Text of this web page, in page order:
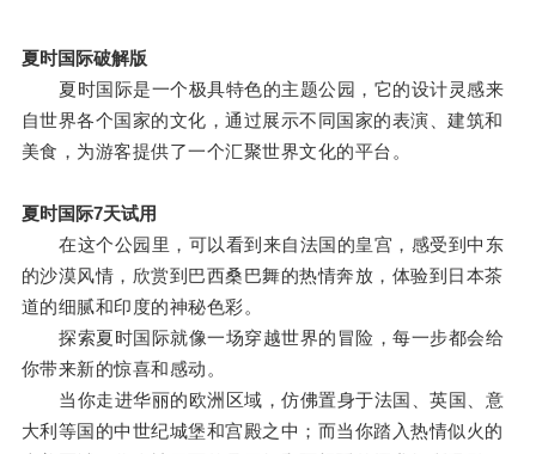
夏时国际破解版
夏时国际是一个极具特色的主题公园，它的设计灵感来
自世界各个国家的文化，通过展示不同国家的表演、建筑和
美食，为游客提供了一个汇聚世界文化的平台。
夏时国际7天试用
在这个公园里，可以看到来自法国的皇宫，感受到中东
的沙漠风情，欣赏到巴西桑巴舞的热情奔放，体验到日本茶
道的细腻和印度的神秘色彩。
探索夏时国际就像一场穿越世界的冒险，每一步都会给
你带来新的惊喜和感动。
当你走进华丽的欧洲区域，仿佛置身于法国、英国、意
大利等国的中世纪城堡和宫殿之中；而当你踏入热情似火的